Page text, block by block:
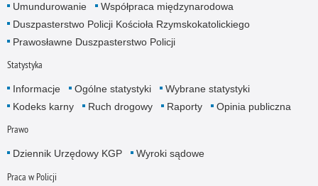
Umundurowanie
Współpraca międzynarodowa
Duszpasterstwo Policji Kościoła Rzymskokatolickiego
Prawosławne Duszpasterstwo Policji
Statystyka
Informacje Ogólne statystyki
Wybrane statystyki
Kodeks karny
Ruch drogowy Raporty Opinia publiczna
Prawo
Dziennik Urzędowy KGP Wyroki sądowe
Praca w Policji